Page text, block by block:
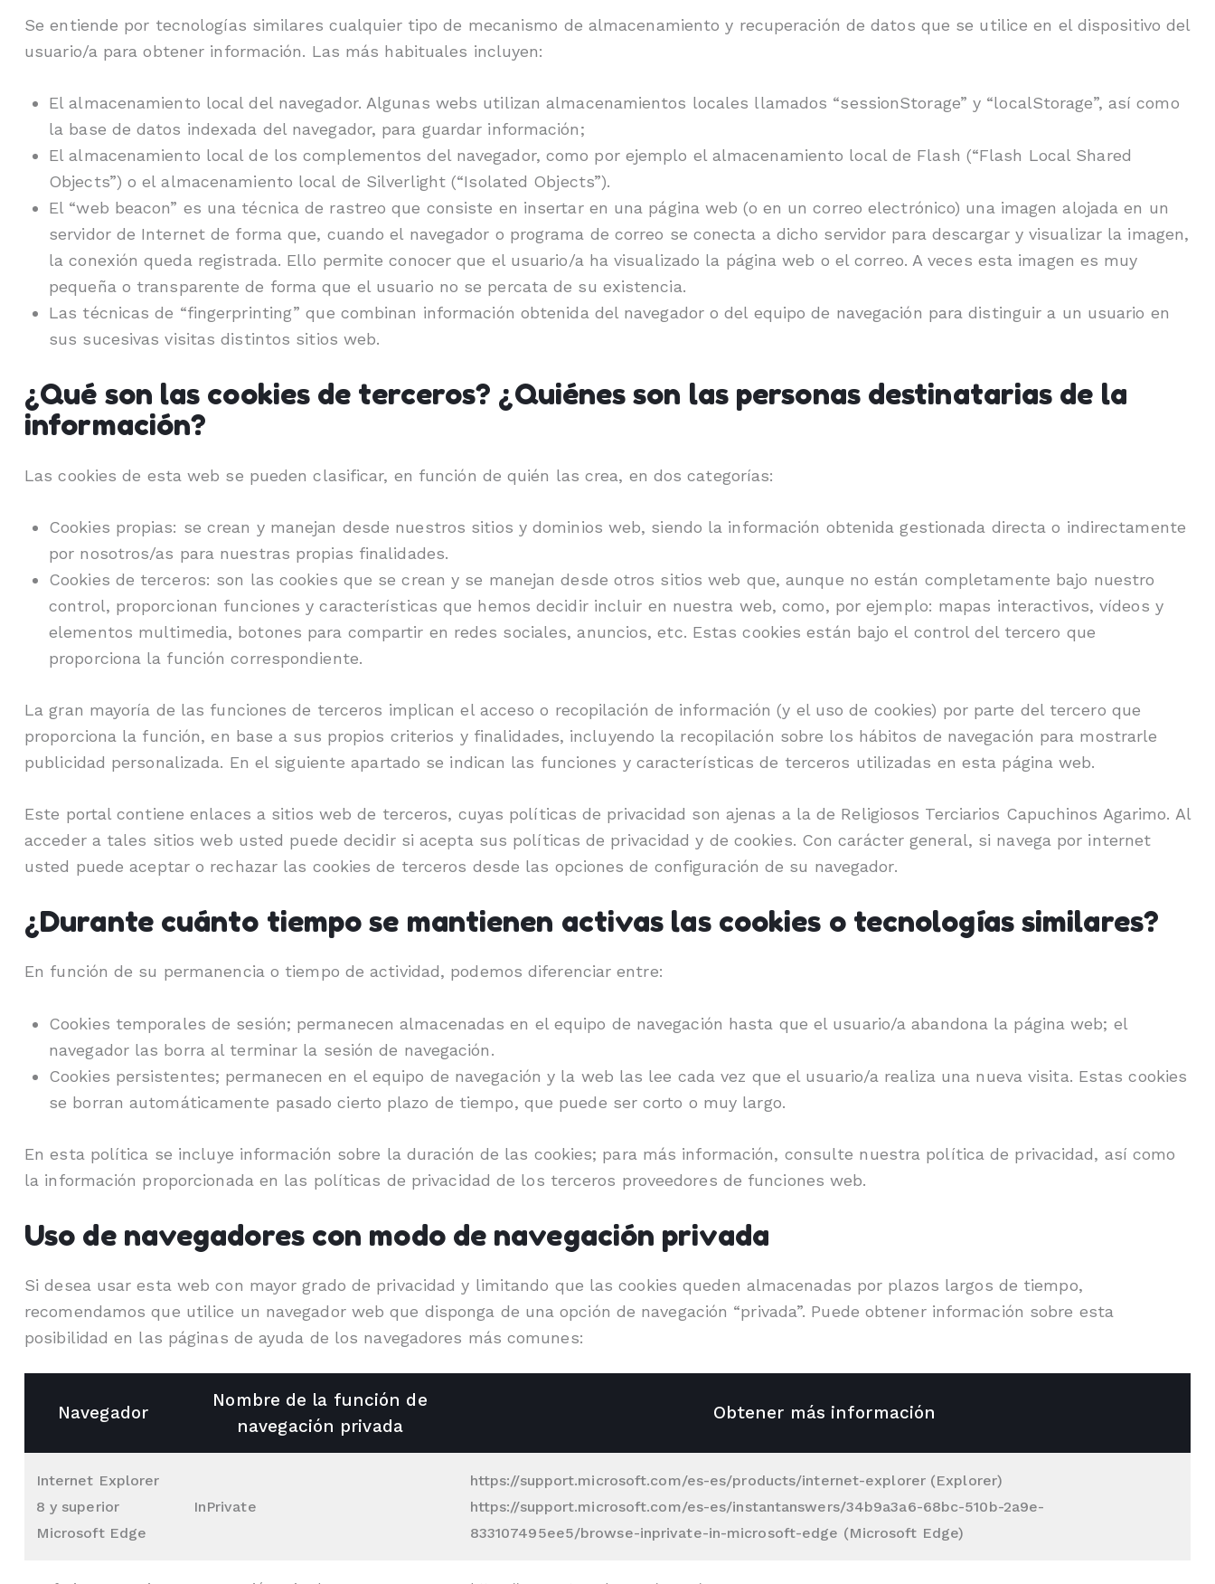
Se entiende por tecnologías similares cualquier tipo de mecanismo de almacenamiento y recuperación de datos que se utilice en el dispositivo del
usuario/a para obtener información. Las más habituales incluyen:
El almacenamiento local del navegador. Algunas webs utilizan almacenamientos locales llamados “sessionStorage” y “localStorage”, así como
la base de datos indexada del navegador, para guardar información;
El almacenamiento local de los complementos del navegador, como por ejemplo el almacenamiento local de Flash (“Flash Local Shared
Objects”) o el almacenamiento local de Silverlight (“Isolated Objects”).
El “web beacon” es una técnica de rastreo que consiste en insertar en una página web (o en un correo electrónico) una imagen alojada en un
servidor de Internet de forma que, cuando el navegador o programa de correo se conecta a dicho servidor para descargar y visualizar la imagen,
la conexión queda registrada. Ello permite conocer que el usuario/a ha visualizado la página web o el correo. A veces esta imagen es muy
pequeña o transparente de forma que el usuario no se percata de su existencia.
Las técnicas de “fingerprinting” que combinan información obtenida del navegador o del equipo de navegación para distinguir a un usuario en
sus sucesivas visitas distintos sitios web.
¿Qué son las cookies de terceros? ¿Quiénes son las personas destinatarias de la
información?
Las cookies de esta web se pueden clasificar, en función de quién las crea, en dos categorías:
Cookies propias: se crean y manejan desde nuestros sitios y dominios web, siendo la información obtenida gestionada directa o indirectamente
por nosotros/as para nuestras propias finalidades.
Cookies de terceros: son las cookies que se crean y se manejan desde otros sitios web que, aunque no están completamente bajo nuestro
control, proporcionan funciones y características que hemos decidir incluir en nuestra web, como, por ejemplo: mapas interactivos, vídeos y
elementos multimedia, botones para compartir en redes sociales, anuncios, etc. Estas cookies están bajo el control del tercero que
proporciona la función correspondiente.
La gran mayoría de las funciones de terceros implican el acceso o recopilación de información (y el uso de cookies) por parte del tercero que
proporciona la función, en base a sus propios criterios y finalidades, incluyendo la recopilación sobre los hábitos de navegación para mostrarle
publicidad personalizada. En el siguiente apartado se indican las funciones y características de terceros utilizadas en esta página web.
Este portal contiene enlaces a sitios web de terceros, cuyas políticas de privacidad son ajenas a la de Religiosos Terciarios Capuchinos Agarimo. Al
acceder a tales sitios web usted puede decidir si acepta sus políticas de privacidad y de cookies. Con carácter general, si navega por internet
usted puede aceptar o rechazar las cookies de terceros desde las opciones de configuración de su navegador.
¿Durante cuánto tiempo se mantienen activas las cookies o tecnologías similares?
En función de su permanencia o tiempo de actividad, podemos diferenciar entre:
Cookies temporales de sesión; permanecen almacenadas en el equipo de navegación hasta que el usuario/a abandona la página web; el
navegador las borra al terminar la sesión de navegación.
Cookies persistentes; permanecen en el equipo de navegación y la web las lee cada vez que el usuario/a realiza una nueva visita. Estas cookies
se borran automáticamente pasado cierto plazo de tiempo, que puede ser corto o muy largo.
En esta política se incluye información sobre la duración de las cookies; para más información, consulte nuestra política de privacidad, así como
la información proporcionada en las políticas de privacidad de los terceros proveedores de funciones web.
Uso de navegadores con modo de navegación privada
Si desea usar esta web con mayor grado de privacidad y limitando que las cookies queden almacenadas por plazos largos de tiempo,
recomendamos que utilice un navegador web que disponga de una opción de navegación “privada”. Puede obtener información sobre esta
posibilidad en las páginas de ayuda de los navegadores más comunes:
Navegador
Nombre de la función de
navegación privada
Obtener más información
Internet Explorer
8 y superior
Microsoft Edge
InPrivate
https://support.microsoft.com/es-es/products/internet-explorer (Explorer)
https://support.microsoft.com/es-es/instantanswers/34b9a3a6-68bc-510b-2a9e-
833107495ee5/browse-inprivate-in-microsoft-edge (Microsoft Edge)